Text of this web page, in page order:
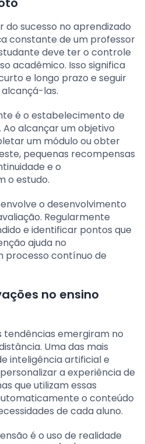
do sucesso no aprendizado
constante de um professor
deve ter o controle
acadêmico. Isso significa
e longo prazo e seguir
las.
é o estabelecimento de
alcançar um objetivo
um módulo ou obter
pequenas recompensas
e o
o estudo.
o desenvolvimento
Regularmente
e identificar pontos que
ajuda no
processo contínuo de
no ensino
tendências emergiram no
Uma das mais
inteligência artificial e
a experiência de
que utilizam essas
o conteúdo
de cada aluno.
é o uso de realidade